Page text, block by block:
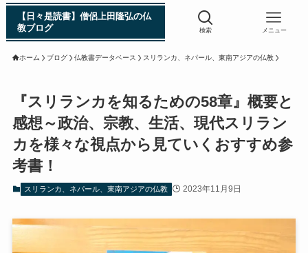
浄土真宗入門 親鸞伝
シン日本仏教史
インド・スリランカ編
インド・スリランカ仏跡紀行
【日々是読書】僧侶上田隆弘の仏
教ブログ
検索 メニュー
ホーム ブログ 仏教書データベース スリランカ、ネパール、東南アジアの仏教
『スリランカを知るための58章』概要と
感想～政治、宗教、生活、現代スリラン
カを様々な視点から見ていくおすすめ参
考書！
スリランカ、ネパール、東南アジアの仏教 2023年11月9日